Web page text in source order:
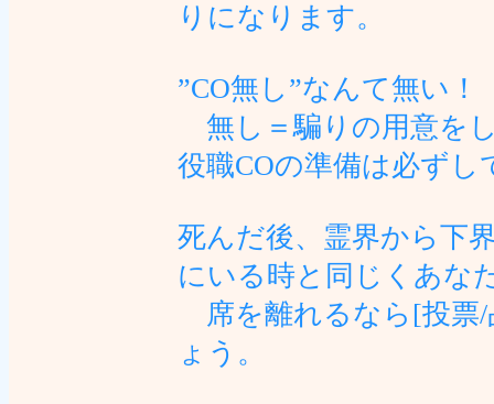
りになります。
”CO無し”なんて無い
無し＝騙りの用意を
役職COの準備は必ず
死んだ後、霊界から下
にいる時と同じくあな
席を離れるなら[投票/
ょう。